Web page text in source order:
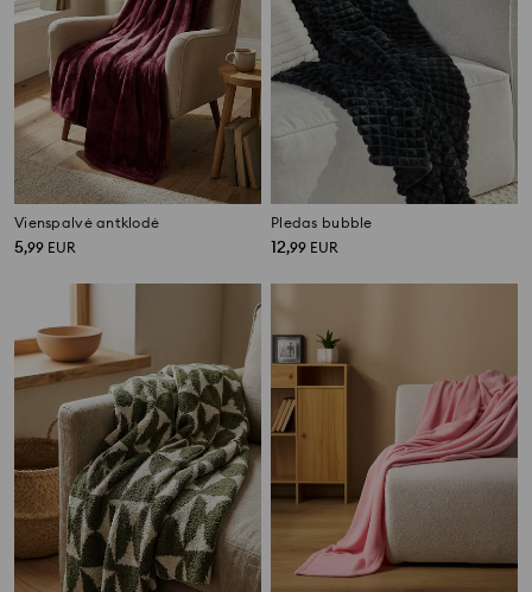
Vienspalvė antklodė
5,99 EUR
Pledas bubble
12,99 EUR